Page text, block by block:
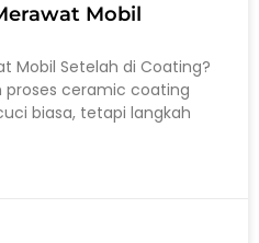
Mobil
Mobil Setelah di Coating?
proses ceramic coating
biasa, tetapi langkah